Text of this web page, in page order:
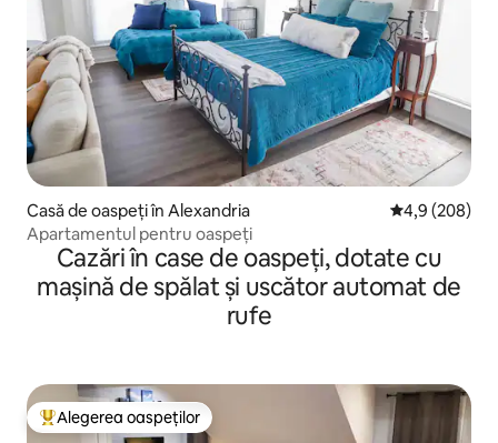
Casă de oaspeți în Alexandria Scor mediu
4,9 (208)
Apartamentul pentru oaspeți
Cazări în case de oaspeți, dotate cu
mașină de spălat și uscător automat de
rufe
Locuință din topul categoriei Alegerea oaspeților
Alegerea oaspeților